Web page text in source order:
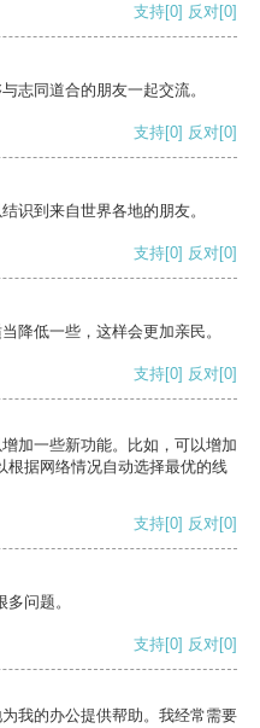
支持[0] 反对[0]
志同道合的朋友一起交流。
支持[0] 反对[0]
识到来自世界各地的朋友。
支持[0] 反对[0]
降低一些，这样会更加亲民。
支持[0] 反对[0]
加一些新功能。比如，可以增加
根据网络情况自动选择最优的线
支持[0] 反对[0]
问题。
支持[0] 反对[0]
我的办公提供帮助。我经常需要